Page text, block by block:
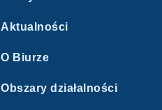
Aktualności
O Biurze
Obszary działalności